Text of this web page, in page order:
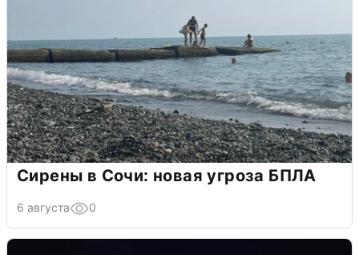
Сирены в Сочи: новая угроза БПЛА
6 августа 0